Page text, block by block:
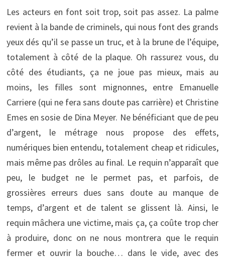
Les acteurs en font soit trop, soit pas assez. La palme
revient à la bande de criminels, qui nous font des grands
yeux dés qu’il se passe un truc, et à la brune de l’équipe,
totalement à côté de la plaque. Oh rassurez vous, du
côté des étudiants, ça ne joue pas mieux, mais au
moins, les filles sont mignonnes, entre Emanuelle
Carriere (qui ne fera sans doute pas carrière) et Christine
Emes en sosie de Dina Meyer. Ne bénéficiant que de peu
d’argent, le métrage nous propose des effets,
numériques bien entendu, totalement cheap et ridicules,
mais même pas drôles au final. Le requin n’apparaît que
peu, le budget ne le permet pas, et parfois, de
grossières erreurs dues sans doute au manque de
temps, d’argent et de talent se glissent là. Ainsi, le
requin mâchera une victime, mais ça, ça coûte trop cher
à produire, donc on ne nous montrera que le requin
fermer et ouvrir la bouche… dans le vide, avec des